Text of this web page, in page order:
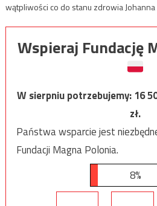
wątpliwości co do stanu zdrowia Johanna
Wspieraj Fundację
W sierpniu potrzebujemy:16
zł.
Państwa wsparcie jest
Fundacji Magna Polonia.
8%